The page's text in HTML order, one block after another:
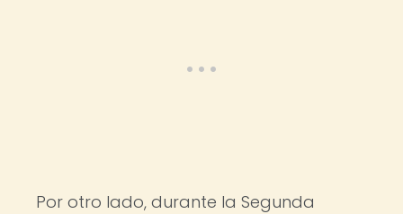
Por otro lado, durante la Segunda